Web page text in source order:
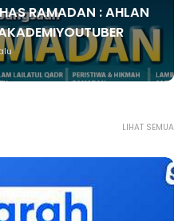
RAMADAN : AHLAN
LIHAT SEMUA